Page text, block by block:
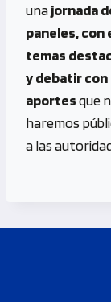
unajornada
paneles,
temas
y debatir con
aportesque
haremos
a las